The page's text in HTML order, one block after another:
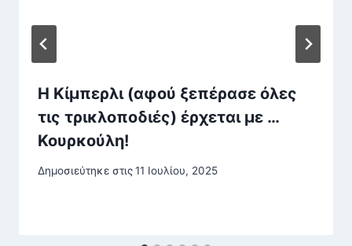
Η Κίμπερλι (αφού ξεπέρασε όλες
τις τρικλοποδιές) έρχεται με …
Κουρκούλη!
Δημοσιεύτηκε στις11 Ιουλίου, 2025